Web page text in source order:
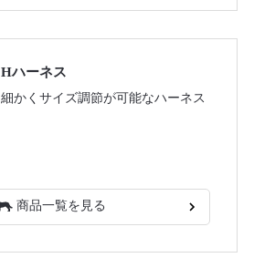
Hハーネス
細かくサイズ調節が可能なハーネス
商品一覧を見る